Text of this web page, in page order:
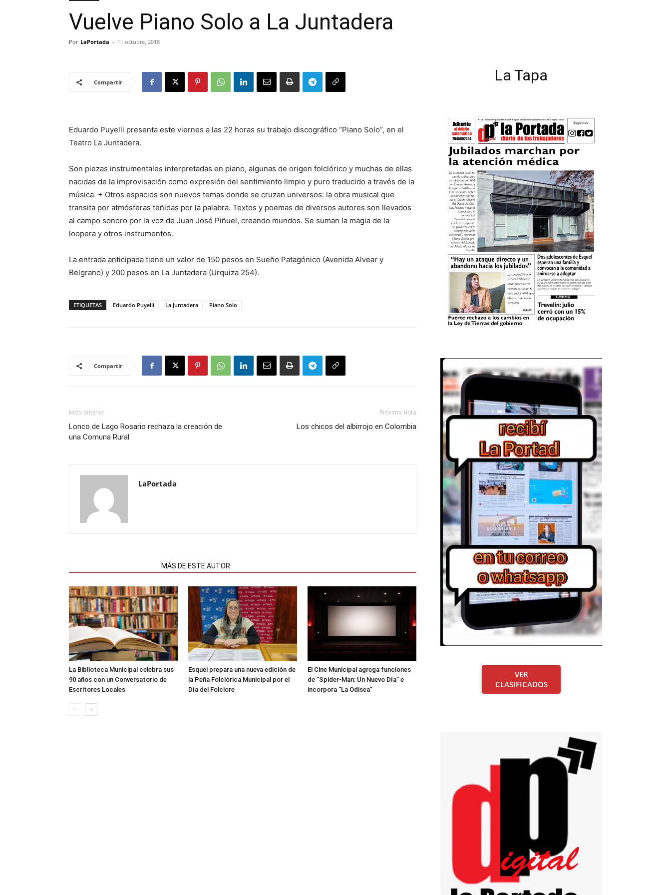
Vuelve Piano Solo a La Juntadera
Por LaPortada - 11 octubre, 2018
Compartir
Eduardo Puyelli presenta este viernes a las 22 horas su trabajo discográfico “Piano Solo”, en el
Teatro La Juntadera.
Son piezas instrumentales interpretadas en piano, algunas de origen folclórico y muchas de ellas
nacidas de la improvisación como expresión del sentimiento limpio y puro traducido a través de la
música. + Otros espacios son nuevos temas donde se cruzan universos: la obra musical que
transita por atmósferas teñidas por la palabra. Textos y poemas de diversos autores son llevados
al campo sonoro por la voz de Juan José Piñuel, creando mundos. Se suman la magia de la
loopera y otros instrumentos.
La entrada anticipada tiene un valor de 150 pesos en Sueño Patagónico (Avenida Alvear y
Belgrano) y 200 pesos en La Juntadera (Urquiza 254).
ETIQUETAS Eduardo Puyelli La Juntadera Piano Solo
Compartir
Nota anterior
Lonco de Lago Rosario rechaza la creación de
una Comuna Rural
Próxima Nota
Los chicos del albirrojo en Colombia
LaPortada
MÁS DE ESTE AUTOR
La Biblioteca Municipal celebra sus
90 años con un Conversatorio de
Escritores Locales
Esquel prepara una nueva edición de
la Peña Folclórica Municipal por el
Día del Folclore
El Cine Municipal agrega funciones
de “Spider-Man: Un Nuevo Día” e
incorpora “La Odisea”
La Tapa
VER
CLASIFICADOS